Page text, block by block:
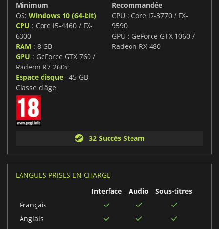
Minimum
OS: Windows 10 (64-bit)
CPU : Core i5-4460 / FX-
6300
RAM : 8 GB
GPU : GeForce GTX 760 /
Radeon R7 260x
Espace disque : 45 GB
Recommandée
CPU : Core i7-3770 / FX-
9590
GPU : GeForce GTX 1060 /
Radeon RX 480
Classe d'âge
32 Succès Steam
LANGUES PRISES EN CHARGE
Interface
Audio
Sous-titres
Français
Anglais